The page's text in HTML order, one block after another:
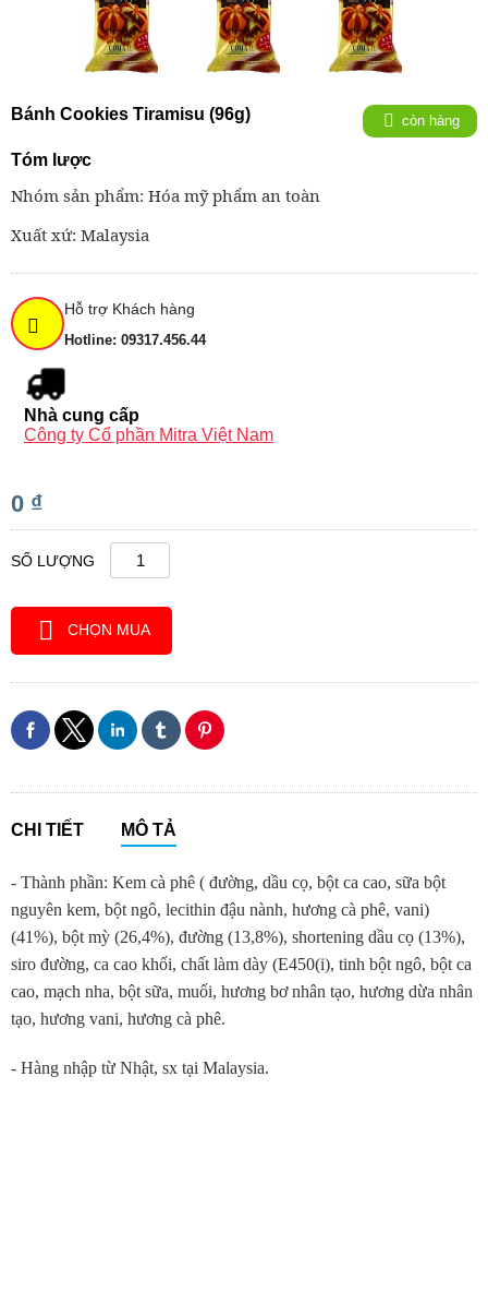
Bánh Cookies Tiramisu (96g) còn hàng
Tóm lược
Nhóm sản phẩm: Hóa mỹ phẩm an toàn
Xuất xứ: Malaysia
Hỗ trợ Khách hàng
Hotline: 09317.456.44
Nhà cung cấp
Công ty Cổ phần Mitra Việt Nam
0 ₫
SỐ LƯỢNG
CHỌN MUA
CHI TIẾT MÔ TẢ
- Thành phần: Kem cà phê ( đường, dầu cọ, bột ca cao, sữa bột
nguyên kem, bột ngô, lecithin đậu nành, hương cà phê, vani)
(41%), bột mỳ (26,4%), đường (13,8%), shortening dầu cọ (13%),
siro đường, ca cao khối, chất làm dày (E450(i), tinh bột ngô, bột ca
cao, mạch nha, bột sữa, muối, hương bơ nhân tạo, hương dừa nhân
tạo, hương vani, hương cà phê.
- Hàng nhập từ Nhật, sx tại Malaysia.